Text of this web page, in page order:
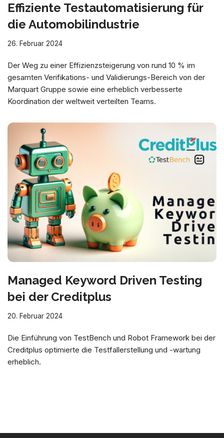
Effiziente Testautomatisierung für
die Automobilindustrie
26. Februar 2024
Der Weg zu einer Effizienzsteigerung von rund 10 % im
gesamten Verifikations- und Validierungs-Bereich von der
Marquart Gruppe sowie eine erheblich verbesserte
Koordination der weltweit verteilten Teams.
Managed Keyword Driven Testing
bei der Creditplus
20. Februar 2024
Die Einführung von TestBench und Robot Framework bei der
Creditplus optimierte die Testfallerstellung und -wartung
erheblich.